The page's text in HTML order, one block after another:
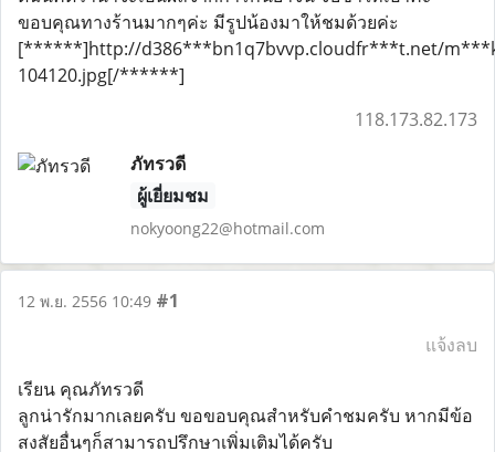
ขอบคุณทางร้านมากๆค่ะ มีรูปน้องมาให้ชมด้วยค่ะ
[******]http://d386***bn1q7bvvp.cloudfr***t.net/
104120.jpg[/******]
118.173.82.173
ภัทรวดี
ผู้เยี่ยมชม
nokyoong22@hotmail.com
12 พ.ย. 2556 10:49 #1
แจ้งลบ
เรียน คุณภัทรวดี
ลูกน่ารักมากเลยครับ ขอขอบคุณสำหรับคำชมครับ หากมีข้อ
สงสัยอื่นๆก็สามารถปรึกษาเพิ่มเติมได้ครับ